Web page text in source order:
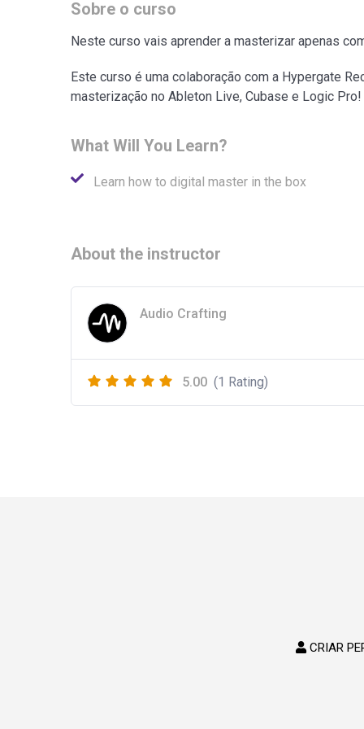
Sobre o curso
Neste curso vais aprender a masterizar apenas
Este curso é uma colaboração com a Hypergate
masterização no Ableton Live, Cubase e Logic Pro!
What Will You Learn?
Learn how to digital master in the box
About the instructor
Audio Crafting
5.00 (1 Rating)
CRIAR